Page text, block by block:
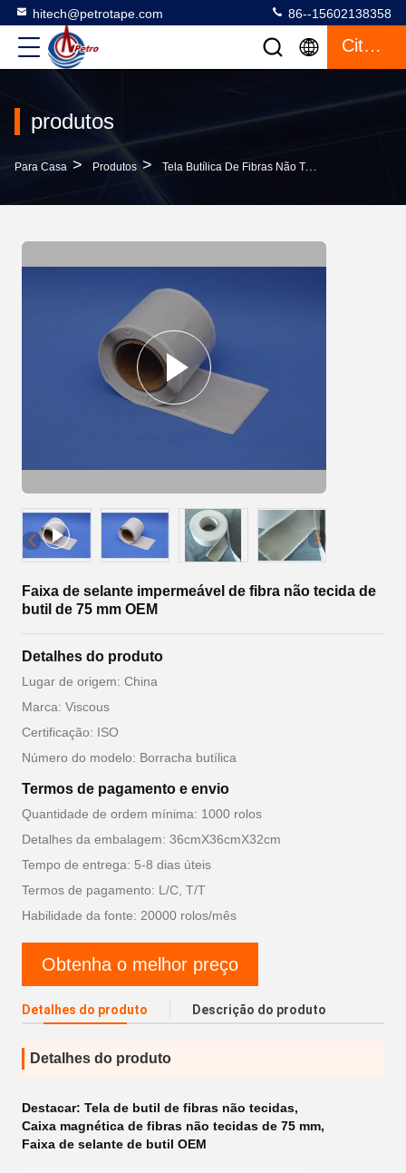
hitech@petrotape.com 86--15602138358
Citações
produtos
Para Casa > Produtos > Tela Butílica De Fibras Não Tecidas
Faixa de selante impermeável de fibra não tecida de
butil de 75 mm OEM
Detalhes do produto
Lugar de origem: China
Marca: Viscous
Certificação: ISO
Número do modelo: Borracha butílica
Termos de pagamento e envio
Quantidade de ordem mínima: 1000 rolos
Detalhes da embalagem: 36cmX36cmX32cm
Tempo de entrega: 5-8 dias úteis
Termos de pagamento: L/C, T/T
Habilidade da fonte: 20000 rolos/mês
Obtenha o melhor preço
Detalhes do produto Descrição do produto
Detalhes do produto
Destacar: Tela de butil de fibras não tecidas,
Caixa magnética de fibras não tecidas de 75 mm,
Faixa de selante de butil OEM